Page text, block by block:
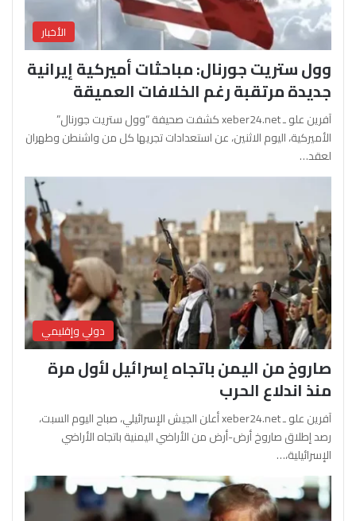
الأخبار
وول ستريت جورنال: مباحثات أميركية إيرانية
جديدة مرتقبة رغم الخلافات العميقة
آفرين علو ـ xeber24.net كشفت صحيفة “وول ستريت جورنال”
الأميركية، اليوم الاثنين، عن استعدادات تجريها كل من واشنطن وطهران
لعقد…
دولي وإقليمي
صاروخ من اليمن باتجاه إسرائيل لأول مرة
منذ اندلاع الحرب
آفرين علو ـ xeber24.net أعلن الجيش الإسرائيلي، صباح اليوم السبت،
رصد إطلاق صاروخ أرض-أرض من الأراضي اليمنية باتجاه الأراضي
الإسرائيلية،…